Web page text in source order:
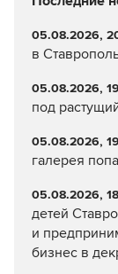
05.08.2026,
в
05.08.2026,
под
05.08.2026,
галерея
05.08.2026,
детей
и
бизнес в